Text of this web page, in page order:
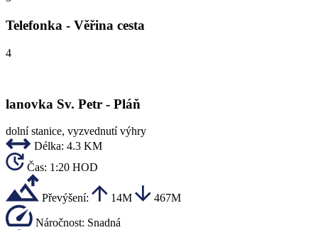
Telefonka - Věřina cesta
4
lanovka Sv. Petr - Pláň
dolní stanice, vyzvednutí výhry
Délka: 4.3 KM
Čas: 1:20 HOD
Převýšení: 14M 467M
Náročnost: Snadná